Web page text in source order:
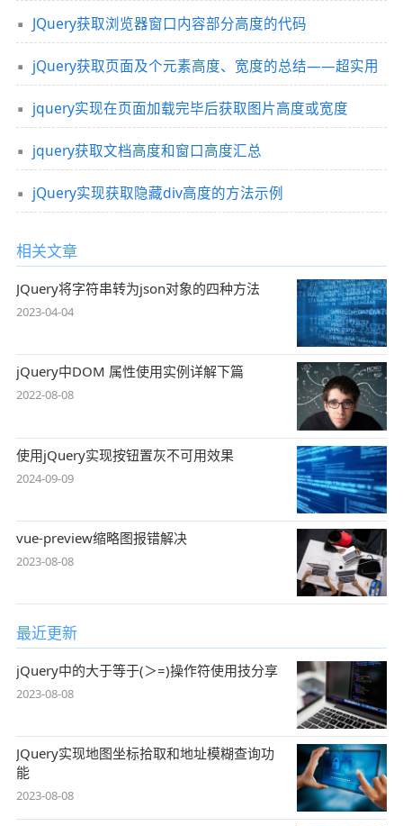
JQuery获取浏览器窗口内容部分高度的代码
jQuery获取页面及个元素高度、宽度的总结——超实用
jquery实现在页面加载完毕后获取图片高度或宽度
jquery获取文档高度和窗口高度汇总
jQuery实现获取隐藏div高度的方法示例
相关文章
JQuery将字符串转为json对象的四种方法
2023-04-04
jQuery中DOM 属性使用实例详解下篇
2022-08-08
使用jQuery实现按钮置灰不可用效果
2024-09-09
vue-preview缩略图报错解决
2023-08-08
最近更新
jQuery中的大于等于(＞=)操作符使用技分享
2023-08-08
JQuery实现地图坐标拾取和地址模糊查询功
能
2023-08-08